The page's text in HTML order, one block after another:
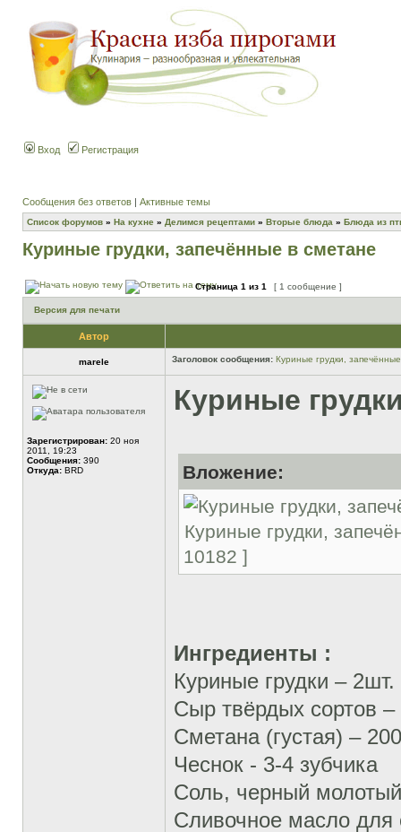
Вход Регистрация
Сообщения без ответов | Активные темы
Список форумов » На кухне » Делимся рецептами » Вторые блюда » Блюда из
Куриные грудки, запечённые в сметане
Страница 1 из 1 [ 1 сообщение ]
Версия для печати
Автор
marele Заголовок сообщения: Куриные грудки,
Зарегистрирован: 20 ноя
2011, 19:23
Сообщения: 390
Откуда: BRD
Куриные
Вложение:
Куриные грудки,
10182 ]
Ингредиенты :
Куриные грудки – 2шт.
Сыр твёрдых сортов –
Сметана (густая) –
Чеснок - 3-4 зубчика
Соль, черный
Сливочное масло